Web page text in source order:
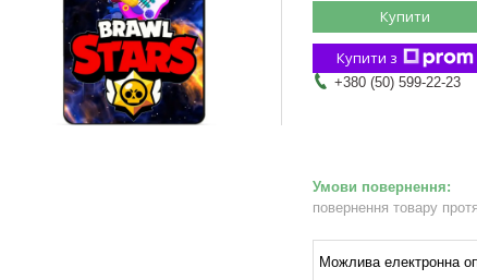
Купити
Купити з
+380 (50) 599-22-23
повернення товару